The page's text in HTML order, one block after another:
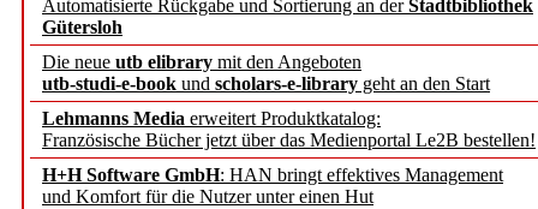
Automatisierte Rückgabe und Sortierung an derStadtbibliothek
Gütersloh
Die neue utb elibrary mit den Angeboten
utb-studi-e-book und scholars-e-library geht an den Start
Lehmanns Media erweitert Produktkatalog:
Französische Bücher jetzt über das Medienportal Le2B bestellen!
H+H Software GmbH: HAN bringt effektives Management
und Komfort für die Nutzer unter einen Hut
Sorbisches Institut neu
Geschichte und
Künstliche Intelligenz
besser zu verstehen